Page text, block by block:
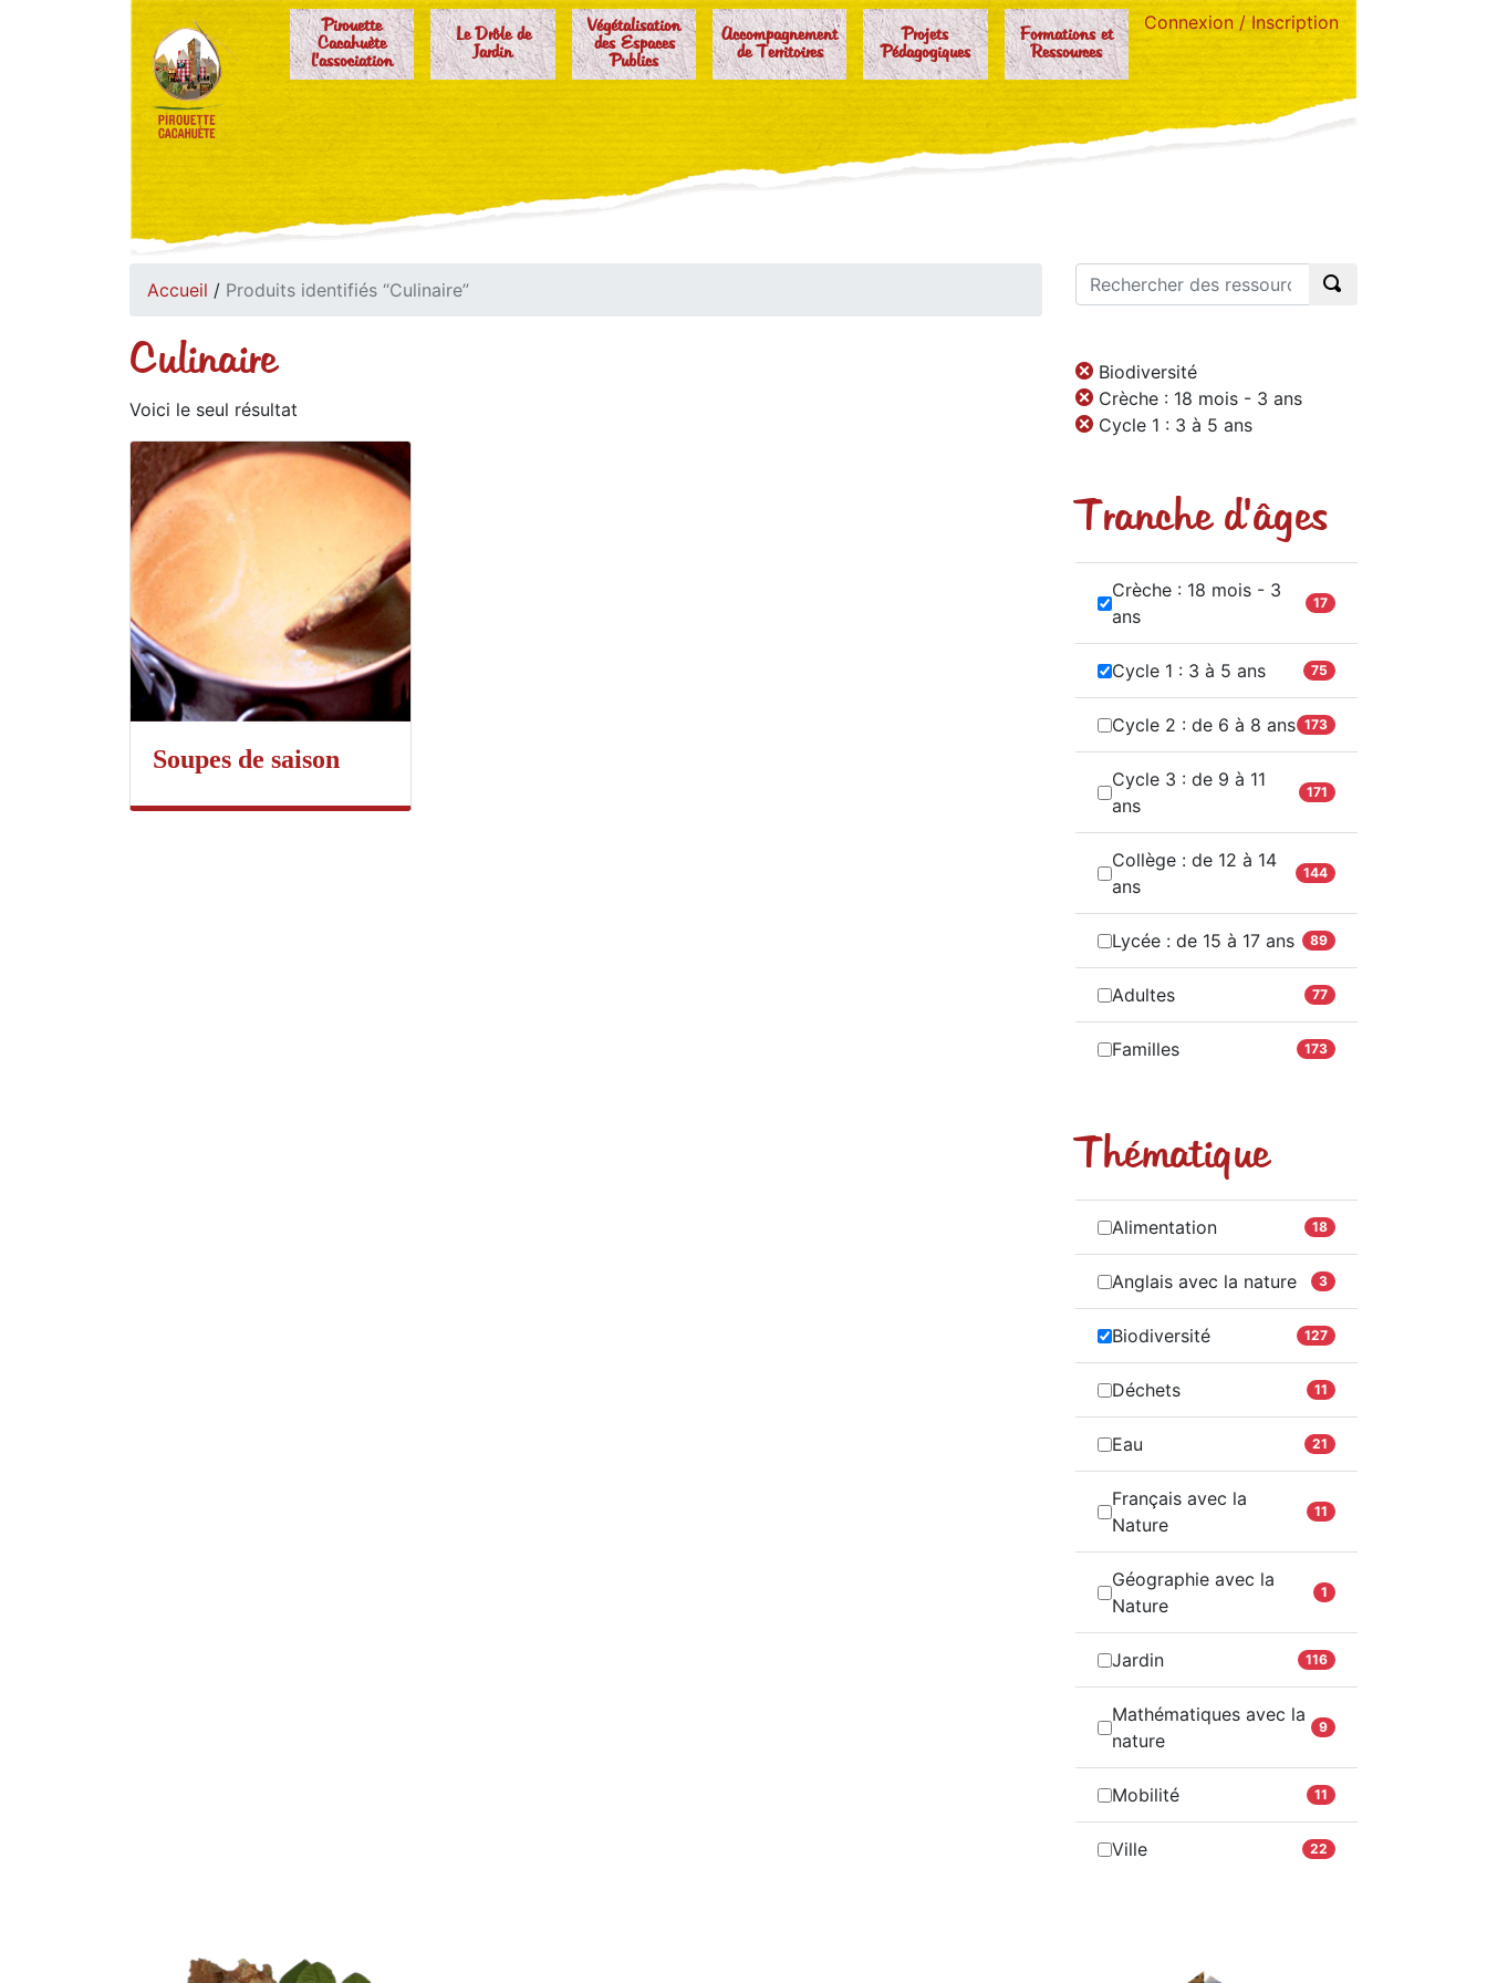
Pirouette
Cacahuète
l'association
Le Drôle de
Jardin
Végétalisation
des Espaces
Publics
Accompagnement
de Territoires
Projets
Pédagogiques
Formations et
Ressources
Connexion / Inscription
Accueil / Produits identifiés “Culinaire”
Culinaire
Voici le seul résultat
Soupes de saison
Biodiversité
Crèche : 18 mois - 3 ans
Cycle 1 : 3 à 5 ans
Tranche d'âges
Crèche : 18 mois - 3
ans
17
Cycle 1 : 3 à 5 ans 75
Cycle 2 : de 6 à 8 ans 173
Cycle 3 : de 9 à 11
ans
171
Collège : de 12 à 14
ans
144
Lycée : de 15 à 17 ans 89
Adultes 77
Familles 173
Thématique
Alimentation 18
Anglais avec la nature 3
Biodiversité 127
Déchets 11
Eau 21
Français avec la
Nature
11
Géographie avec la
Nature
1
Jardin 116
Mathématiques avec la
nature
9
Mobilité 11
Ville 22